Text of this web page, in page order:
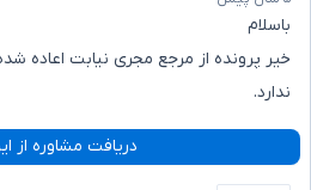
باسلام
خیر پرونده از مرجع مجری نیابت اعاده
ندارد.
دریافت مشاوره از